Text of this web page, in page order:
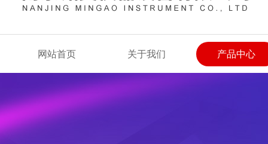
网站首页 关于我们 产品中心